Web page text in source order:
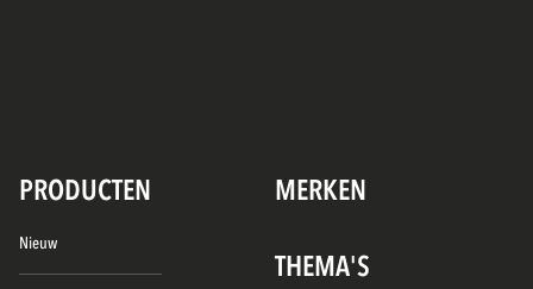
PRODUCTEN MERKEN
Nieuw
THEMA'S